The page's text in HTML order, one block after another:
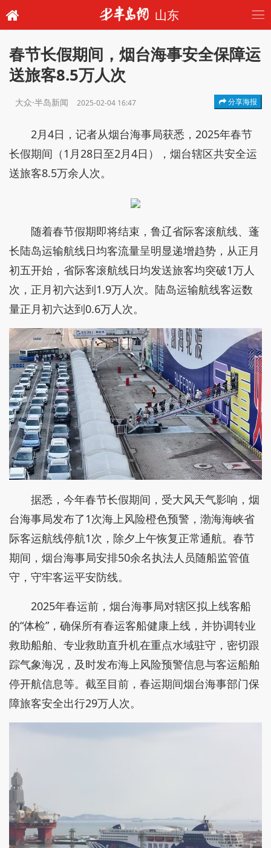
山东
春节长假期间，烟台海事安全保障运
送旅客8.5万人次
大众·半岛新闻 2025-02-04 16:47 分享海报
2月4日，记者从烟台海事局获悉，2025年春节
长假期间（1月28日至2月4日），烟台辖区共安全运
送旅客8.5万余人次。
随着春节假期即将结束，鲁辽省际客滚航线、蓬
长陆岛运输航线日均客流量呈明显递增趋势，从正月
初五开始，省际客滚航线日均发送旅客均突破1万人
次，正月初六达到1.9万人次。陆岛运输航线客运数
量正月初六达到0.6万人次。
据悉，今年春节长假期间，受大风天气影响，烟
台海事局发布了1次海上风险橙色预警，渤海海峡省
际客运航线停航1次，除夕上午恢复正常通航。春节
期间，烟台海事局安排50余名执法人员随船监管值
守，守牢客运平安防线。
2025年春运前，烟台海事局对辖区拟上线客船
的“体检”，确保所有春运客船健康上线，并协调转业
救助船舶、专业救助直升机在重点水域驻守，密切跟
踪气象海况，及时发布海上风险预警信息与客运船舶
停开航信息等。截至目前，春运期间烟台海事部门保
障旅客安全出行29万人次。